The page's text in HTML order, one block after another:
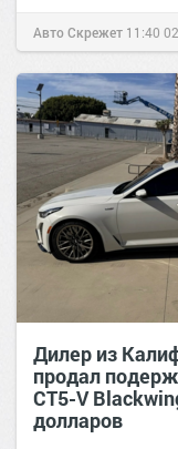
Авто Скрежет 11:40
Дилер из
продал
CT5-V
долларов